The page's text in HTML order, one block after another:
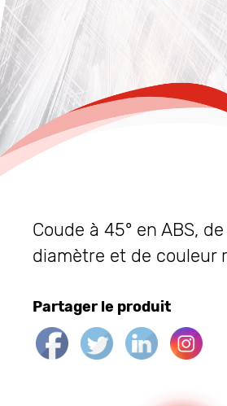
Coude à 45° en ABS,
diamètre et de couleur
Partager le produit